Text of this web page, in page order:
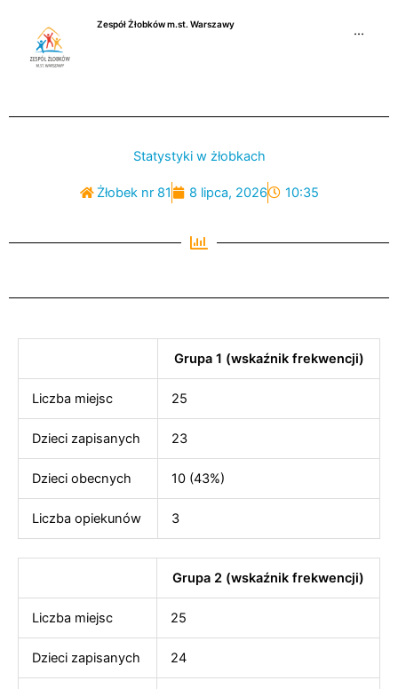
Zespół Żłobków m.st. Warszawy
···
Statystyki w żłobkach
Żłobek nr 81 8 lipca, 2026 10:35
Grupa 1 (wskaźnik frekwencji)
Liczba miejsc 25
Dzieci zapisanych 23
Dzieci obecnych 10 (43%)
Liczba opiekunów 3
Grupa 2 (wskaźnik frekwencji)
Liczba miejsc 25
Dzieci zapisanych 24